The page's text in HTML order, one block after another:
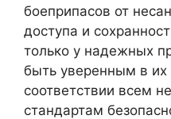
боеприпасов от
доступа и
только у надежных
быть уверенным в их
соответствии всем
стандартам